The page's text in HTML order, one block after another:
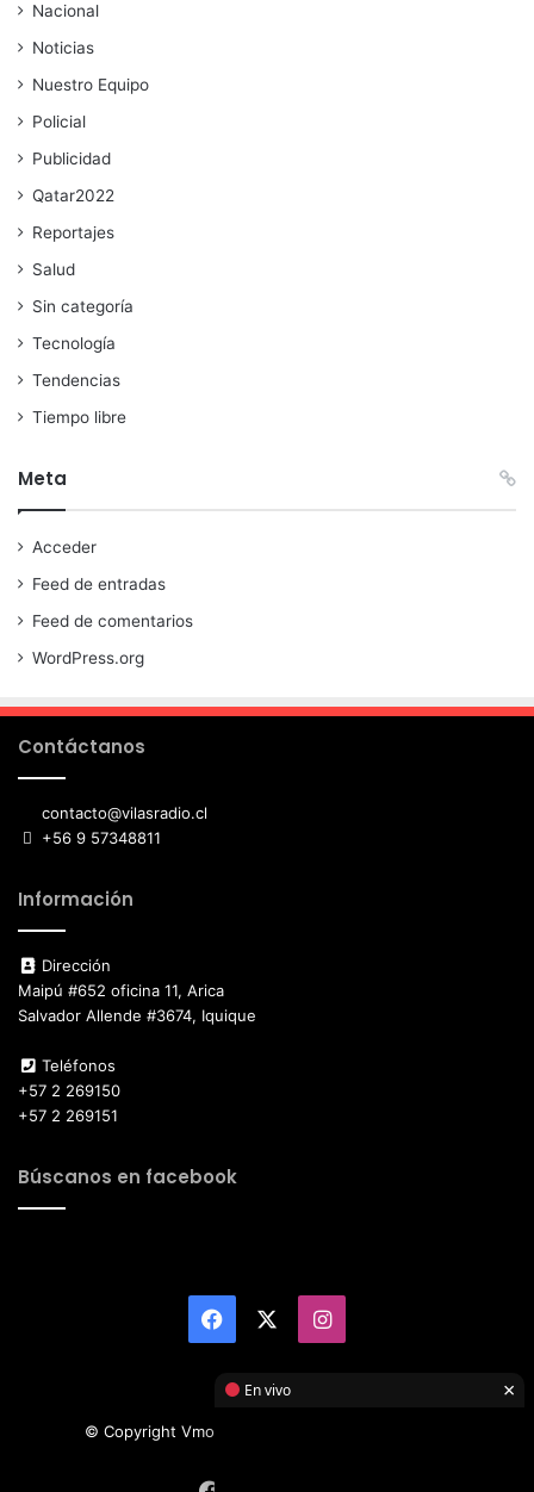
Nacional
Noticias
Nuestro Equipo
Policial
Publicidad
Qatar2022
Reportajes
Salud
Sin categoría
Tecnología
Tendencias
Tiempo libre
Meta
Acceder
Feed de entradas
Feed de comentarios
WordPress.org
Contáctanos
contacto@vilasradio.cl
+56 9 57348811
Información
Dirección
Maipú #652 oficina 11, Arica
Salvador Allende #3674, Iquique
Teléfonos
+57 2 269150
+57 2 269151
Búscanos en facebook
Facebook Instagram
© Copyright Vmotor TI 2026, All Rights Reserved
En vivo ×